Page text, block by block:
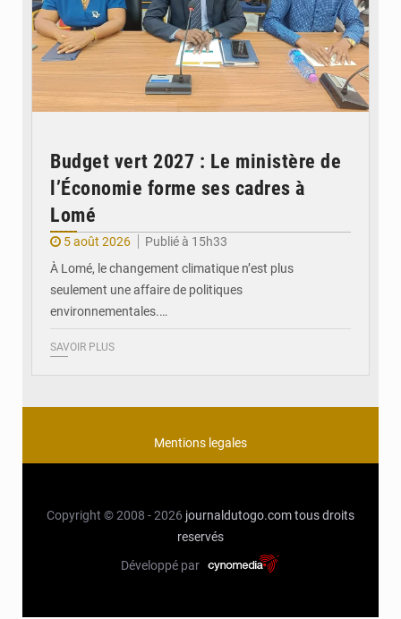
Budget vert 2027 : Le ministère de
l’Économie forme ses cadres à
Lomé
5 août 2026
Publié à 15h33
À Lomé, le changement climatique n’est plus
seulement une affaire de politiques
environnementales.…
SAVOIR PLUS
Mentions legales
Copyright © 2008 - 2026 journaldutogo.comtous droits
reservés
Développé par